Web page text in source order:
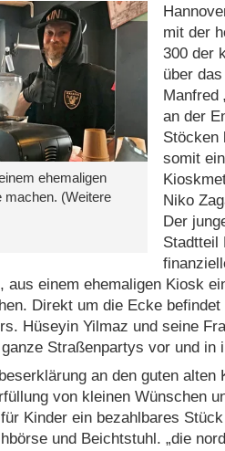
ehemaligen
machen. (Weitere
mit der
300 der
über
Manfred
an der
Stöcken
somit
Niko
Der
Stadtteil
aus einem ehemaligen Kiosk
Direkt um die Ecke
Hüseyin Yilmaz und seine
Straßenpartys vor und in
an den guten
von kleinen Wünschen
Kinder ein bezahlbares
und Beichtstuhl. „die